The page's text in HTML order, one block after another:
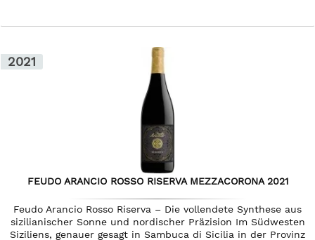
2021
FEUDO ARANCIO ROSSO RISERVA MEZZACORONA 2021
Feudo Arancio Rosso Riserva – Die vollendete Synthese aus
sizilianischer Sonne und nordischer Präzision Im Südwesten
Siziliens, genauer gesagt in Sambuca di Sicilia in der Provinz